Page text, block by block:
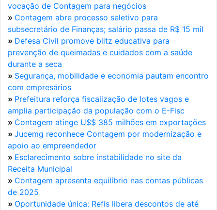
vocação de Contagem para negócios
» Contagem abre processo seletivo para
subsecretário de Finanças; salário passa de R$ 15 mil
» Defesa Civil promove blitz educativa para
prevenção de queimadas e cuidados com a saúde
durante a seca
» Segurança, mobilidade e economia pautam encontro
com empresários
» Prefeitura reforça fiscalização de lotes vagos e
amplia participação da população com o E-Fisc
» Contagem atinge U$$ 385 milhões em exportações
» Jucemg reconhece Contagem por modernização e
apoio ao empreendedor
» Esclarecimento sobre instabilidade no site da
Receita Municipal
» Contagem apresenta equilíbrio nas contas públicas
de 2025
» Oportunidade única: Refis libera descontos de até